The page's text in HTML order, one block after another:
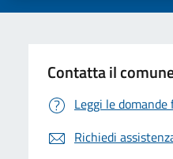
Contatta il
Leggi le
Richiedi